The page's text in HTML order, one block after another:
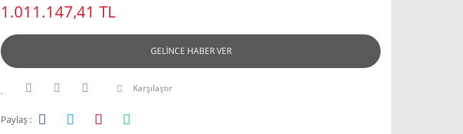
1.011.147,41 TL
GELİNCE HABER VER
Karşılaştır
Paylaş :